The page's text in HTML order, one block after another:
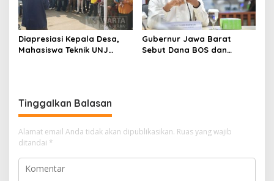
Diapresiasi Kepala Desa,
Mahasiswa Teknik UNJ
Gubernur Jawa Barat
Sebut Dana BOS dan
Tinggalkan Balasan
Alamat email Anda tidak akan dipublikasikan. Ruas yang wajib
ditandai *